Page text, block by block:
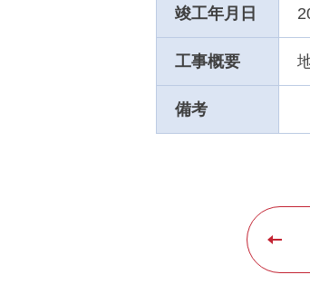
竣工年月日
工事概要
備考